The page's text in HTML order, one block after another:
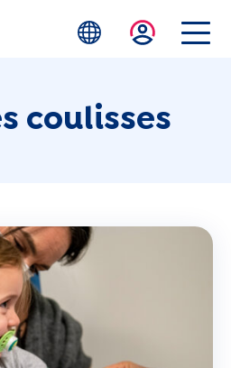
Skip to main content
coulisses